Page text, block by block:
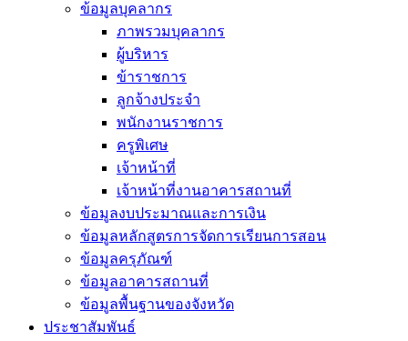
ข้อมูลบุคลากร
ภาพรวมบุคลากร
ผู้บริหาร
ข้าราชการ
ลูกจ้างประจำ
พนักงานราชการ
ครูพิเศษ
เจ้าหน้าที่
เจ้าหน้าที่งานอาคารสถานที่
ข้อมูลงบประมาณและการเงิน
ข้อมูลหลักสูตรการจัดการเรียนการสอน
ข้อมูลครุภัณฑ์
ข้อมูลอาคารสถานที่
ข้อมูลพื้นฐานของจังหวัด
ประชาสัมพันธ์